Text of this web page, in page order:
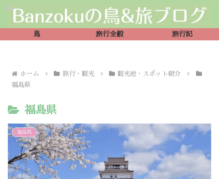
鳥 旅行全般 旅行記
ホーム 旅行・観光
観光地・スポット紹介
福島県
福島県
福島県